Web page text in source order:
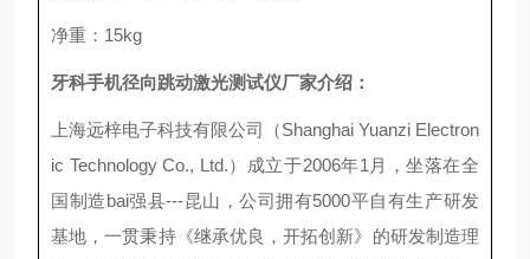
净重： 15kg
牙科手机径向跳动激光测试仪厂家介绍：
上海远梓电子科技有限公司（Shanghai Yuanzi Electron
ic Technology Co., Ltd.）成立于2006年1 月，坐落在全
国制造bai强县---昆山，公司拥有5000平自有生产研发
基地，一贯秉持《继承优良，开拓创新》的研发制造理